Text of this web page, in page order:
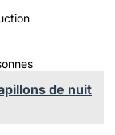
de nuit